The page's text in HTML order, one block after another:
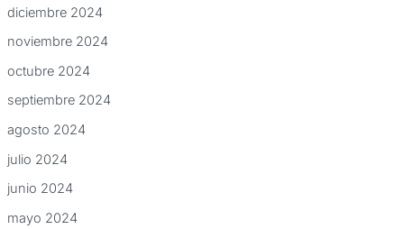
diciembre 2024
noviembre 2024
octubre 2024
septiembre 2024
agosto 2024
julio 2024
junio 2024
mayo 2024